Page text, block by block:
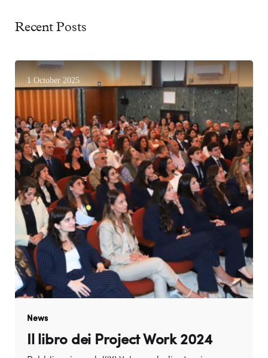
Recent Posts
1 October 2025
News
Il libro dei Project Work 2024